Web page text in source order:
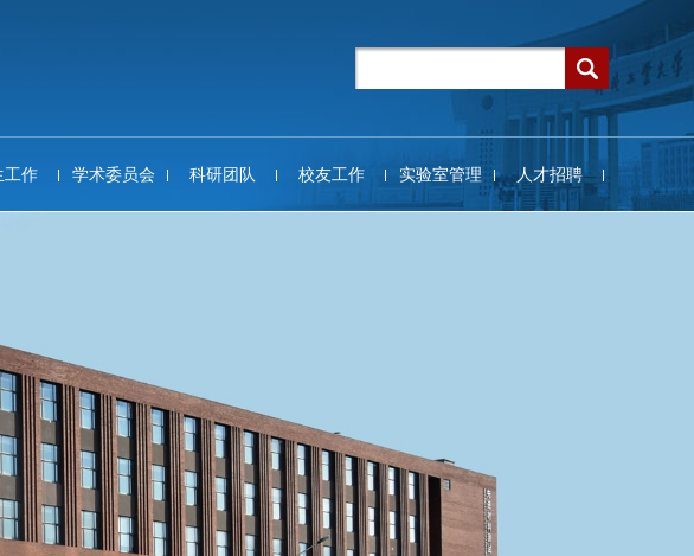
工作 学术委员会 科研团队 校友工作 实验室管理 人才招聘